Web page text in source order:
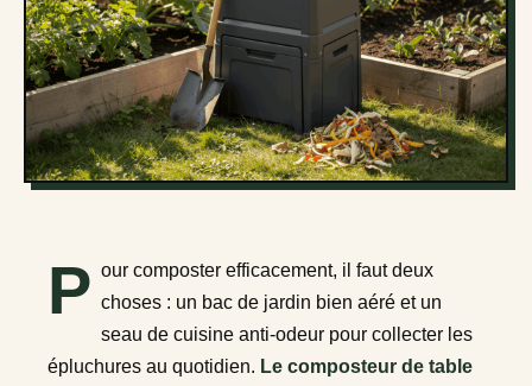
P
our composter efficacement, il faut deux
choses : un bac de jardin bien aéré et un
seau de cuisine anti-odeur pour collecter les
épluchures au quotidien. Le composteur de table